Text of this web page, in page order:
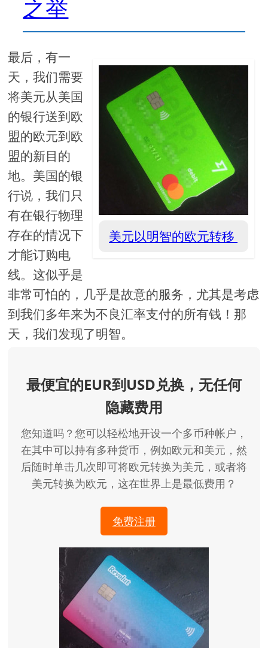
之举
美元以明智的欧元转移
最后，有一
天，我们需要
将美元从美国
的银行送到欧
盟的欧元到欧
盟的新目的
地。美国的银
行说，我们只
有在银行物理
存在的情况下
才能订购电
线。这似乎是
非常可怕的，几乎是故意的服务，尤其是考虑
到我们多年来为不良汇率支付的所有钱！那
天，我们发现了明智。
最便宜的EUR到USD兑换，无任何
隐藏费用
您知道吗？您可以轻松地开设一个多币种帐户，
在其中可以持有多种货币，例如欧元和美元，然
后随时单击几次即可将欧元转换为美元，或者将
美元转换为欧元，这在世界上是最低费用？
免费注册